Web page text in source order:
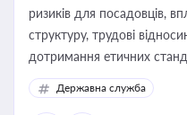
ризиків для посадовців,
структуру, трудові
дотримання етичних
Державна служба